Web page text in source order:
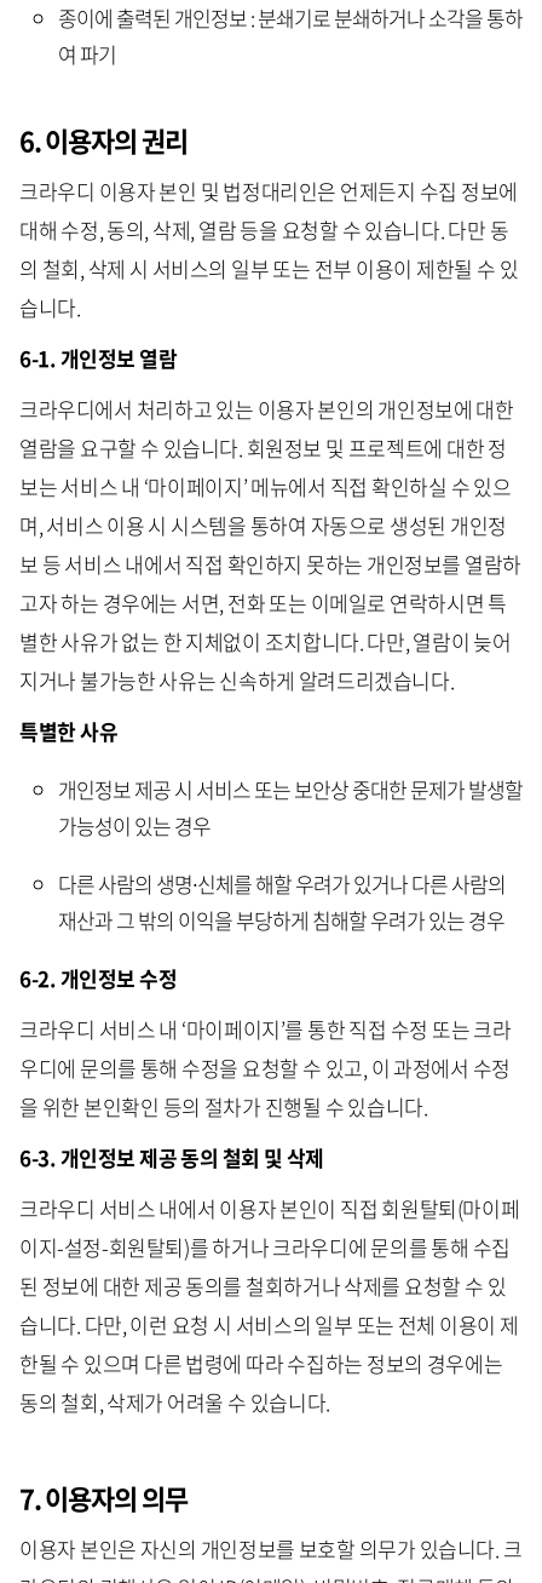
종이에 출력된 개인정보 : 분쇄기로 분쇄하거나 소각을 통하
여 파기
6. 이용자의 권리
크라우디 이용자 본인 및 법정대리인은 언제든지 수집 정보에
대해 수정, 동의, 삭제, 열람 등을 요청할 수 있습니다. 다만 동
의 철회, 삭제 시 서비스의 일부 또는 전부 이용이 제한될 수 있
습니다.
6-1. 개인정보 열람
크라우디에서 처리하고 있는 이용자 본인의 개인정보에 대한
열람을 요구할 수 있습니다. 회원정보 및 프로젝트에 대한 정
보는 서비스 내 ‘마이페이지’ 메뉴에서 직접 확인하실 수 있으
며, 서비스 이용 시 시스템을 통하여 자동으로 생성된 개인정
보 등 서비스 내에서 직접 확인하지 못하는 개인정보를 열람하
고자 하는 경우에는 서면, 전화 또는 이메일로 연락하시면 특
별한 사유가 없는 한 지체없이 조치합니다. 다만, 열람이 늦어
지거나 불가능한 사유는 신속하게 알려드리겠습니다.
특별한 사유
개인정보 제공 시 서비스 또는 보안상 중대한 문제가 발생할
가능성이 있는 경우
다른 사람의 생명∙신체를 해할 우려가 있거나 다른 사람의
재산과 그 밖의 이익을 부당하게 침해할 우려가 있는 경우
6-2. 개인정보 수정
크라우디 서비스 내 ‘마이페이지’를 통한 직접 수정 또는 크라
우디에 문의를 통해 수정을 요청할 수 있고, 이 과정에서 수정
을 위한 본인확인 등의 절차가 진행될 수 있습니다.
6-3. 개인정보 제공 동의 철회 및 삭제
크라우디 서비스 내에서 이용자 본인이 직접 회원탈퇴(마이페
이지-설정-회원탈퇴)를 하거나 크라우디에 문의를 통해 수집
된 정보에 대한 제공 동의를 철회하거나 삭제를 요청할 수 있
습니다. 다만, 이런 요청 시 서비스의 일부 또는 전체 이용이 제
한될 수 있으며 다른 법령에 따라 수집하는 정보의 경우에는
동의 철회, 삭제가 어려울 수 있습니다.
7. 이용자의 의무
이용자 본인은 자신의 개인정보를 보호할 의무가 있습니다. 크